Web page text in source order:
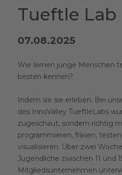
Tueftle Lab
07.08.2025
Wie lernen junge Menschen
besten kennen?
Indem sie sie erleben. Bei
des InnoValley TueftleLabs
zugeschaut, sondern richtig
programmieren, fräsen,
visualisieren. Über zwei
Jugendliche zwischen 11 und
Mitgliedsunternehmen